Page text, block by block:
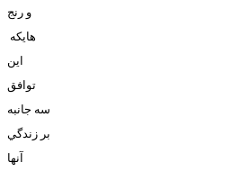
و رنج
هايکه
اين
توافق
سه جانبه
بر زندگي
آنها